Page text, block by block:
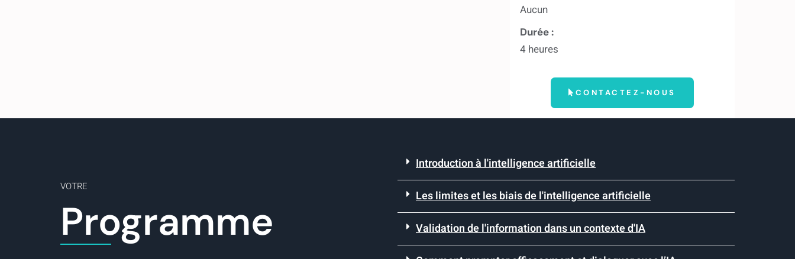
Aucun
Durée :
4 heures
CONTACTEZ-NOUS
VOTRE
Programme
Introduction à l'intelligence artificielle
Les limites et les biais de l'intelligence artificielle
Validation de l'information dans un contexte d'IA